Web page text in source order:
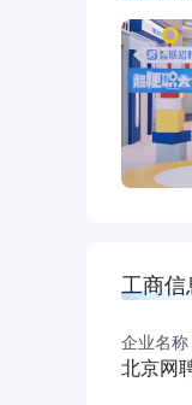
工商信
企业名称
北京网